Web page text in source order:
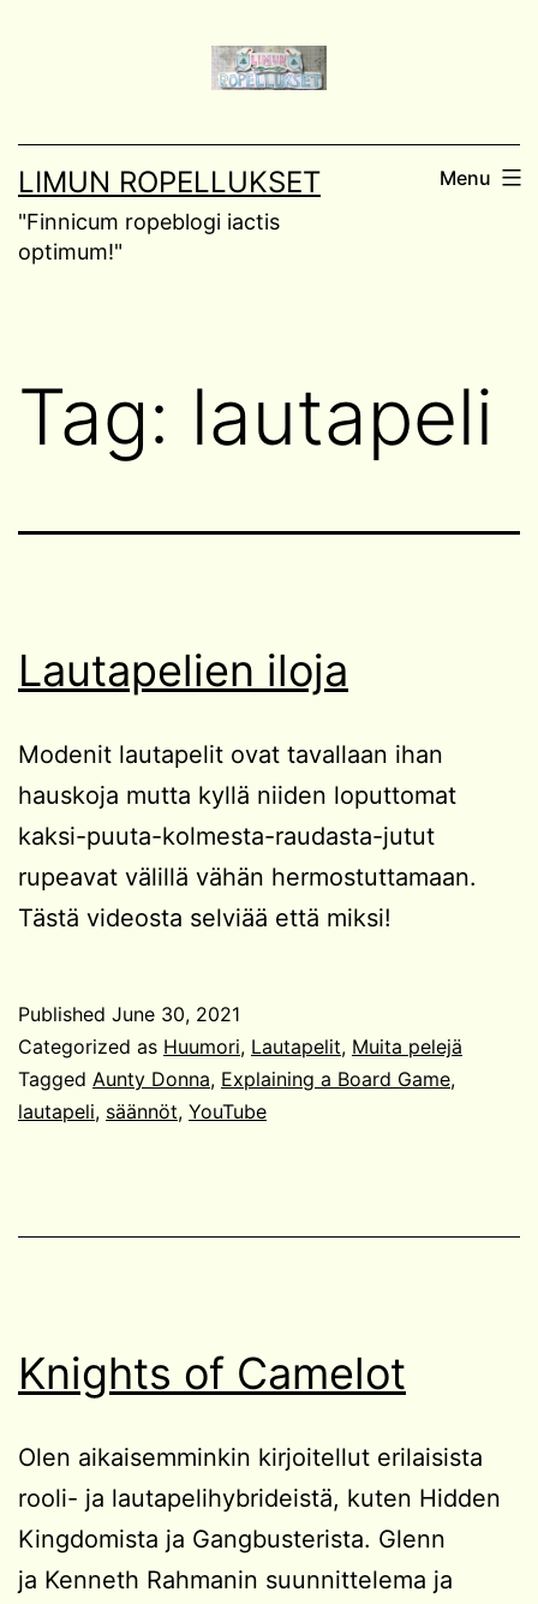
LIMUN ROPELLUKSET
"Finnicum ropeblogi iactis
optimum!"
Menu
Tag: lautapeli
Lautapelien iloja
Modenit lautapelit ovat tavallaan ihan
hauskoja mutta kyllä niiden loputtomat
kaksi-puuta-kolmesta-raudasta-jutut
rupeavat välillä vähän hermostuttamaan.
Tästä videosta selviää että miksi!
Published June 30, 2021
Categorized as Huumori, Lautapelit, Muita pelejä
Tagged Aunty Donna, Explaining a Board Game,
lautapeli, säännöt, YouTube
Knights of Camelot
Olen aikaisemminkin kirjoitellut erilaisista
rooli- ja lautapelihybrideistä, kuten Hidden
Kingdomista ja Gangbusterista. Glenn
ja Kenneth Rahmanin suunnittelema ja